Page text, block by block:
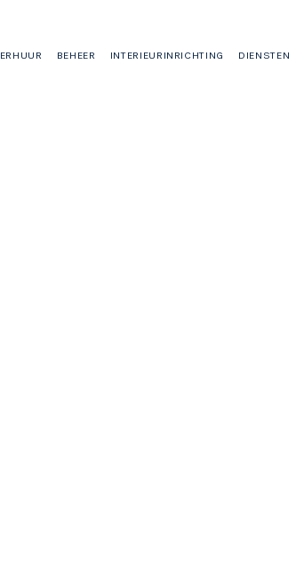
BEHEER INTERIEURINRICHTING DIENSTEN